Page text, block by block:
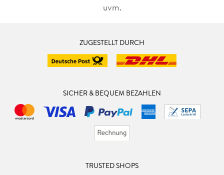
uvm.
ZUGESTELLT DURCH
SICHER & BEQUEM BEZAHLEN
TRUSTED SHOPS